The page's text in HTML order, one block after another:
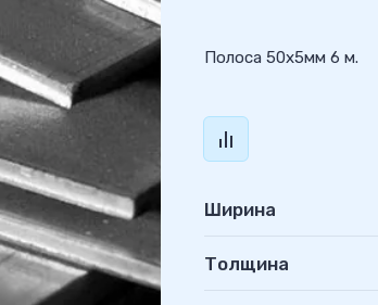
Полоса 50х5мм 6 м.
Ширина
Толщина